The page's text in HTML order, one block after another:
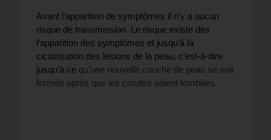
Avant l’apparition de symptômes il n’y a aucun
risque de transmission. Le risque existe dès
l’apparition des symptômes et jusqu’à la
cicatrisation des lésions de la peau, c’est-à-dire
jusqu’à ce qu’une nouvelle couche de peau se soit
formée après que les croutes soient tombées.